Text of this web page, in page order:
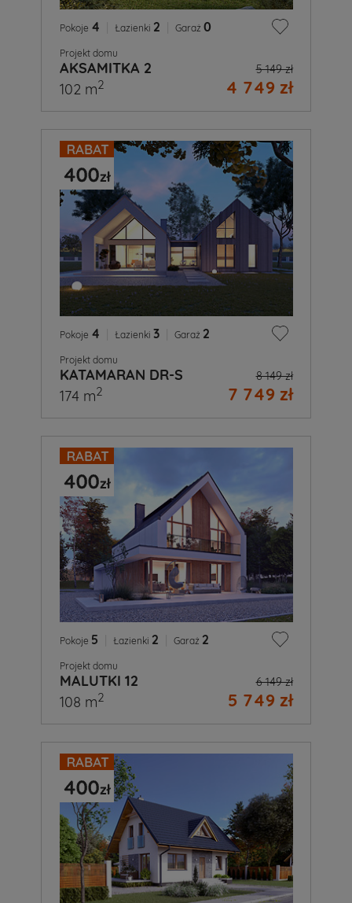
Pokoje 4 Łazienki 2 Garaż 0
Projekt domu
AKSAMITKA 2 5 149 zł
4 749 zł
102 m2
Pokoje 4 Łazienki 3 Garaż 2
Projekt domu
KATAMARAN DR-S 8 149 zł
7 749 zł
174 m2
Pokoje 5 Łazienki 2 Garaż 2
Projekt domu
MALUTKI 12 6 149 zł
5 749 zł
108 m2